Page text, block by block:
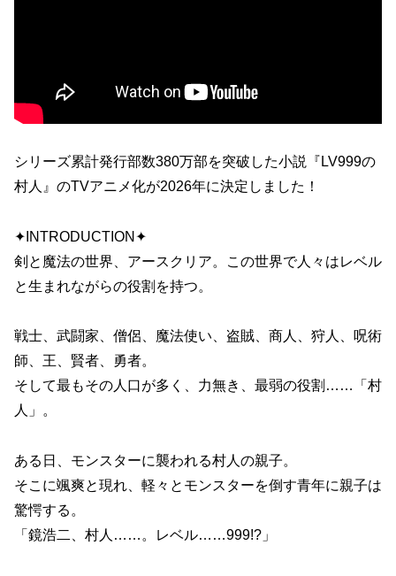
シリーズ累計発行部数380万部を突破した小説『LV999の
村人』のTVアニメ化が2026年に決定しました！
✦INTRODUCTION✦
剣と魔法の世界、アースクリア。この世界で人々はレベル
と生まれながらの役割を持つ。
戦士、武闘家、僧侶、魔法使い、盗賊、商人、狩人、呪術
師、王、賢者、勇者。
そして最もその人口が多く、力無き、最弱の役割……「村
人」。
ある日、モンスターに襲われる村人の親子。
そこに颯爽と現れ、軽々とモンスターを倒す青年に親子は
驚愕する。
「鏡浩二、村人……。レベル……999!?」